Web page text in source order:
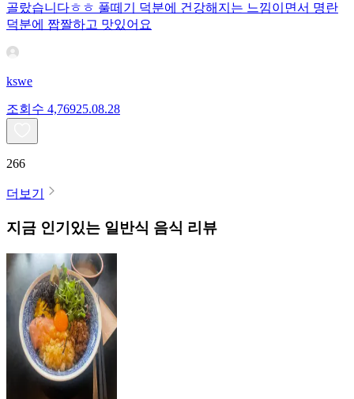
골랐습니다ㅎㅎ 풀떼기 덕분에 건강해지는 느낌이면서 명란
덕분에 짭짤하고 맛있어요
kswe
조회수 4,76925.08.28
266
더보기
지금 인기있는 일반식 음식 리뷰